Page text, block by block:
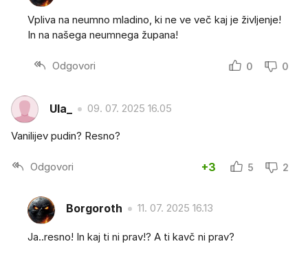
Vpliva na neumno mladino, ki ne ve več kaj je življenje!
In na našega neumnega župana!
Odgovori 0 0
Ula_ 09. 07. 2025 16.05
Vanilijev pudin? Resno?
Odgovori +3 5 2
Borgoroth 11. 07. 2025 16.13
Ja..resno! In kaj ti ni prav!? A ti kavč ni prav?